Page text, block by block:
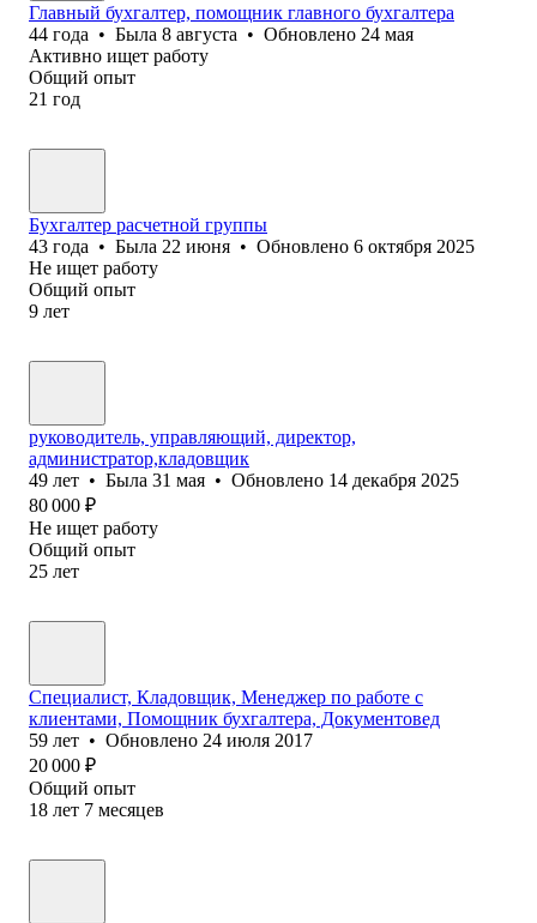
Главный бухгалтер, помощник главного бухгалтера
44 года • Была 8 августа • Обновлено 24 мая
Активно ищет работу
Общий опыт
21 год
Бухгалтер расчетной группы
43 года • Была 22 июня • Обновлено 6 октября 2025
Не ищет работу
Общий опыт
9 лет
руководитель, управляющий, директор,
администратор,кладовщик
49 лет • Была 31 мая • Обновлено 14 декабря 2025
80 000 ₽
Не ищет работу
Общий опыт
25 лет
Специалист, Кладовщик, Менеджер по работе с
клиентами, Помощник бухгалтера, Документовед
59 лет • Обновлено 24 июля 2017
20 000 ₽
Общий опыт
18 лет 7 месяцев